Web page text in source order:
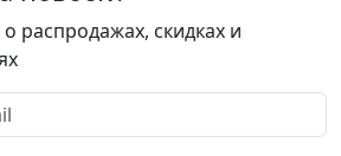
распродажах, скидках и